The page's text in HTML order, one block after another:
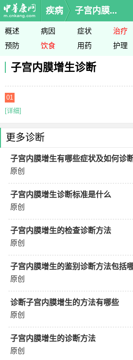
疾病 子宫内膜...
概述 病因 症状 治疗
预防
饮食 用药 护理
子宫内膜增生诊断
01
[详细]
更多诊断
子宫内膜增生有哪些症状及如何诊
原创
子宫内膜增生诊断标准是什么
原创
子宫内膜增生的检查诊断方法
原创
子宫内膜增生的鉴别诊断方法包括
原创
诊断子宫内膜增生的方法有哪些
原创
子宫内膜增生的诊断方法
原创